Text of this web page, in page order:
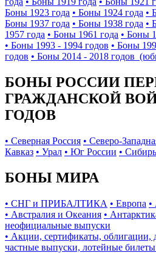
Боны 1923 года • Боны 1924 года •
Боны 1937 года • Боны 1938 года •
1957 года • Боны 1961 года • Боны
• Боны 1993 - 1994 годов • Боны
годов • Боны 2014 - 2018 годов
БОНЫ РОССИИ
ГРАЖДАНСКОЙ
ГОДОВ
• Северная Россия • Северо-
Кавказ • Урал • Юг России •
БОНЫ МИРА
• СНГ и ПРИБАЛТИКА • Европа •
• Австралия и Океания •
неофициальные выпуски
• Акции, сертификаты, облигации,
частные выпуски, лотейные